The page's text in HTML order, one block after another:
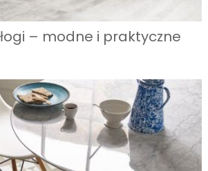
– modne i praktyczne